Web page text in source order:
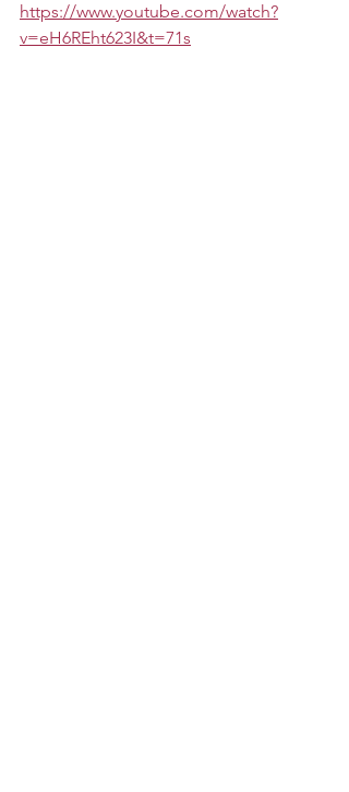
https://www.youtube.com/watch?
v=eH6REht623I&t=71s